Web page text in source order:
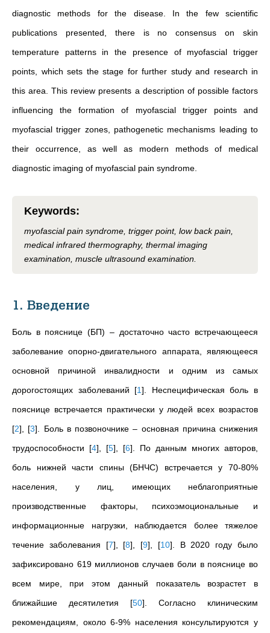
diagnostic methods for the disease. In the few scientific
publications presented, there is no consensus on skin
temperature patterns in the presence of myofascial trigger
points, which sets the stage for further study and research in
this area. This review presents a description of possible factors
influencing the formation of myofascial trigger points and
myofascial trigger zones, pathogenetic mechanisms leading to
their occurrence, as well as modern methods of medical
diagnostic imaging of myofascial pain syndrome.
Keywords:
myofascial pain syndrome, trigger point, low back pain,
medical infrared thermography, thermal imaging
examination, muscle ultrasound examination.
1. Введение
Боль в пояснице (БП) – достаточно часто встречающееся
заболевание опорно-двигательного аппарата, являющееся
основной причиной инвалидности и одним из самых
дорогостоящих заболеваний [1] . Неспецифическая боль в
пояснице встречается практически у людей всех возрастов
[2] [3] . Боль в позвоночнике – основная причина снижения
трудоспособности [4] [5] [6] . По данным многих авторов,
боль нижней части спины (БНЧС) встречается у 70-80%
населения, у лиц, имеющих неблагоприятные
производственные факторы, психоэмоциональные и
информационные нагрузки, наблюдается более тяжелое
течение заболевания [7] [8] [9] [10] . В 2020 году было
зафиксировано 619 миллионов случаев боли в пояснице во
всем мире, при этом данный показатель возрастет в
ближайшие десятилетия [50] . Согласно клиническим
рекомендациям, около 6-9% населения консультируются у